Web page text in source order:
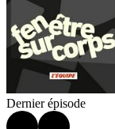
Dernier épisode